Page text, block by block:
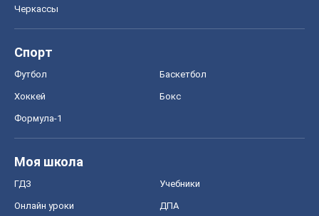
Черкассы
Спорт
Футбол Баскетбол
Хоккей Бокс
Формула-1
Моя школа
ГДЗ Учебники
Онлайн уроки ДПА